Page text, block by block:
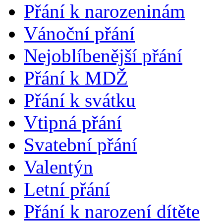
Přání k narozeninám
Vánoční přání
Nejoblíbenější přání
Přání k MDŽ
Přání k svátku
Vtipná přání
Svatební přání
Valentýn
Letní přání
Přání k narození dítěte